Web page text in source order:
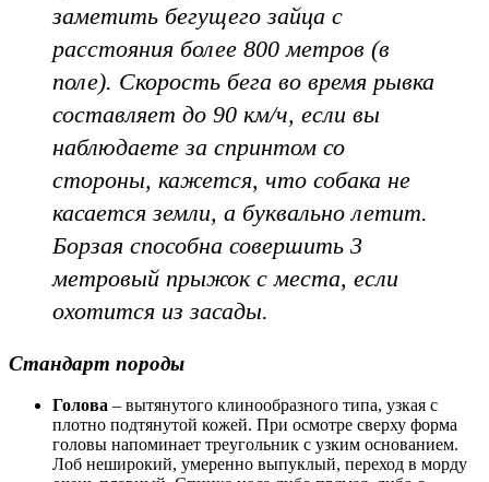
заметить бегущего зайца с
расстояния более 800 метров (в
поле). Скорость бега во время рывка
составляет до 90 км/ч, если вы
наблюдаете за спринтом со
стороны, кажется, что собака не
касается земли, а буквально летит.
Борзая способна совершить 3
метровый прыжок с места, если
охотится из засады.
Стандарт породы
Голова – вытянутого клинообразного типа, узкая с
плотно подтянутой кожей. При осмотре сверху форма
головы напоминает треугольник с узким основанием.
Лоб неширокий, умеренно выпуклый, переход в морду